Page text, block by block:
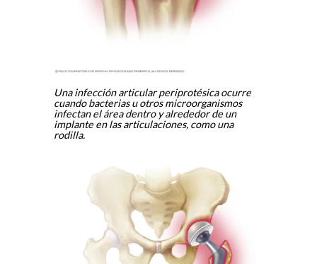
Una infección articular periprotésica ocurre
cuando bacterias u otros microorganismos
infectan el área dentro y alrededor de un
implante en las articulaciones, como una
rodilla.